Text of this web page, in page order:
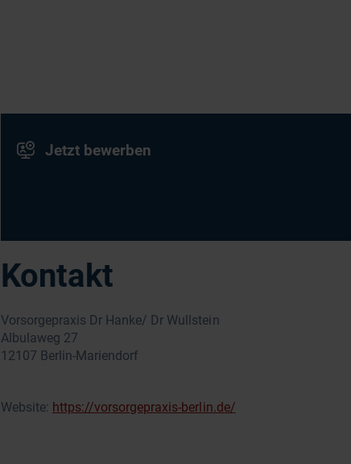
Jetzt bewerben
Kontakt
Vorsorgepraxis Dr Hanke/ Dr Wullstein
Albulaweg 27
12107 Berlin-Mariendorf
Website: https://vorsorgepraxis-berlin.de/